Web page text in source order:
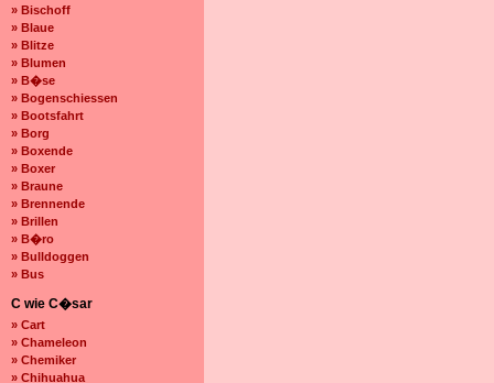
» Bischoff
» Blaue
» Blitze
» Blumen
» B�se
» Bogenschiessen
» Bootsfahrt
» Borg
» Boxende
» Boxer
» Braune
» Brennende
» Brillen
» B�ro
» Bulldoggen
» Bus
C wie C�sar
» Cart
» Chameleon
» Chemiker
» Chihuahua